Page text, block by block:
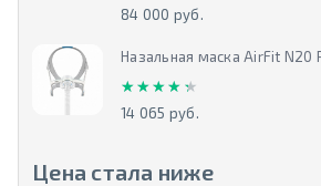
84 000 руб.
Назальная маска AirFit N20
★★★★★
★★★★★
14 065 руб.
Цена стала ниже